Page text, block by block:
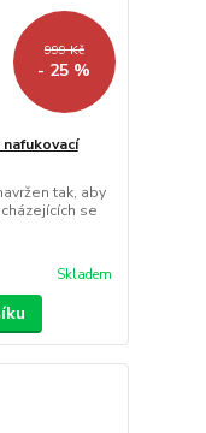
999 Kč
- 25 %
tak, aby
se
Skladem